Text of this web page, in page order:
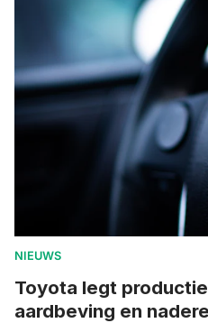
NIEUWS
Toyota legt
aardbeving en